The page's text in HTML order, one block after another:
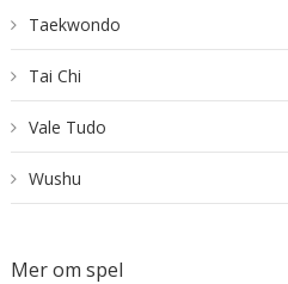
Taekwondo
Tai Chi
Vale Tudo
Wushu
Mer om spel